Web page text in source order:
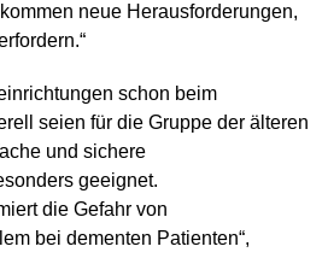
neue Herausforderungen,
schon beim
seien für die Gruppe der älteren
und sichere
geeignet.
die Gefahr von
bei dementen Patienten“,